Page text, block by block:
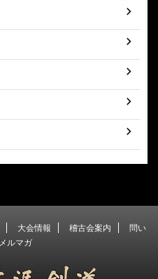
大会情報 稽古会案内
問い
メルマガ